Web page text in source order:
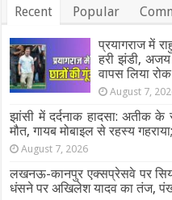
Recent Popular
प्रयागराज में
हरी झंडी,
वापस लिया
August 7,
झांसी में दर्दनाक हादसा: अतीक
मौत, गायब मोबाइल से रहस्य
August 7, 2026
लखनऊ-कानपुर एक्सप्रेसवे पर
धंसने पर अखिलेश यादव का तंज,